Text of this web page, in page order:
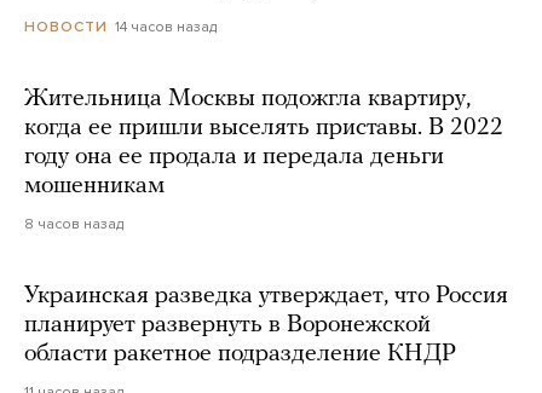
НОВОСТИ 14 часов назад
Жительница Москвы подожгла квартиру,
когда ее пришли выселять приставы. В 2022
году она ее продала и передала деньги
мошенникам
8 часов назад
Украинская разведка утверждает, что Россия
планирует развернуть в Воронежской
области ракетное подразделение КНДР